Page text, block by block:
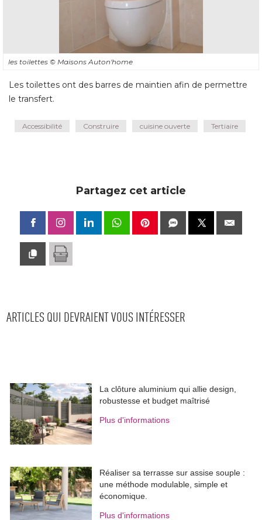
les toilettes © Maisons Auton'home
Les toilettes ont des barres de maintien afin de permettre
le transfert.
Accessibilité Construire cuisine ouverte Tertiaire
Partagez cet article
ARTICLES QUI DEVRAIENT VOUS INTÉRESSER
La clôture aluminium qui allie design,
robustesse et budget maîtrisé
Plus d'informations
Réaliser sa terrasse sur assise souple :
une méthode modulable, simple et
économique.
Plus d'informations